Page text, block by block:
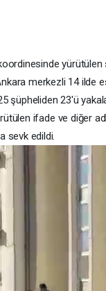
merkezli 14 ilde
şüpheliden 23'ü
ifade ve diğer
sevk edildi.